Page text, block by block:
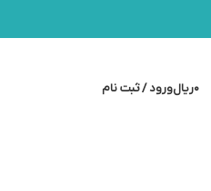
۰ریالورود / ثبت نام